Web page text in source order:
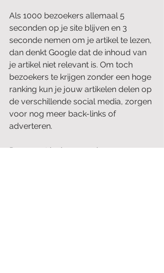
Als 1000 bezoekers allemaal 5
seconden op je site blijven en 3
seconde nemen om je artikel te lezen,
dan denkt Google dat de inhoud van
je artikel niet relevant is. Om toch
bezoekers te krijgen zonder een hoge
ranking kun je jouw artikelen delen op
de verschillende social media, zorgen
voor nog meer back-links of
adverteren.
Daarnaast is de opmaak en